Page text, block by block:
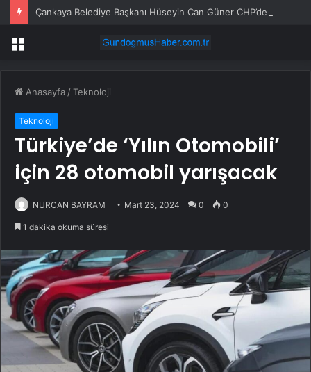
Menü
Anasayfa /Teknoloji
Teknoloji
Türkiye’de ‘Yılın Otomobili’
için 28 otomobil yarışacak
NURCAN BAYRAM Mart 23, 2024 0 0
1 dakika okuma süresi